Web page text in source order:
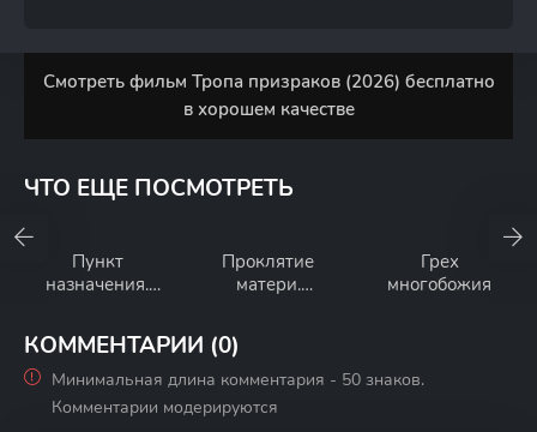
Смотреть фильм Тропа призраков (2026) бесплатно
в хорошем качестве
ЧТО ЕЩЕ ПОСМОТРЕТЬ
Пункт
назначения.
Проклятие
матери.
Грех
многобожия
КОММЕНТАРИИ (0)
Минимальная длина комментария - 50 знаков.
Комментарии модерируются